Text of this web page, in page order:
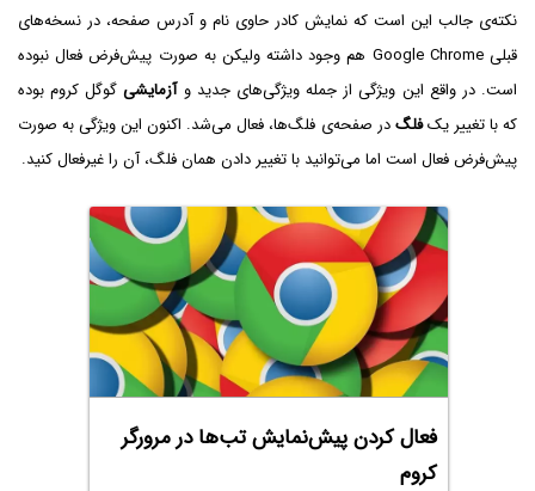
نکته‌ی جالب این است که نمایش کادر حاوی نام و آدرس صفحه، در نسخه‌های
قبلی Google Chrome هم وجود داشته ولیکن به صورت پیش‌فرض فعال نبوده
است. در واقع این ویژگی از جمله ویژگی‌های جدید وآزمایشیگوگل کروم بوده
که با تغییر یکفلگدر صفحه‌ی فلگ‌ها، فعال می‌شد. اکنون این ویژگی به صورت
پیش‌فرض فعال است اما می‌توانید با تغییر دادن همان فلگ، آن را غیرفعال کنید.
فعال کردن پیش‌نمایش تب‌ها در مرورگر
کروم